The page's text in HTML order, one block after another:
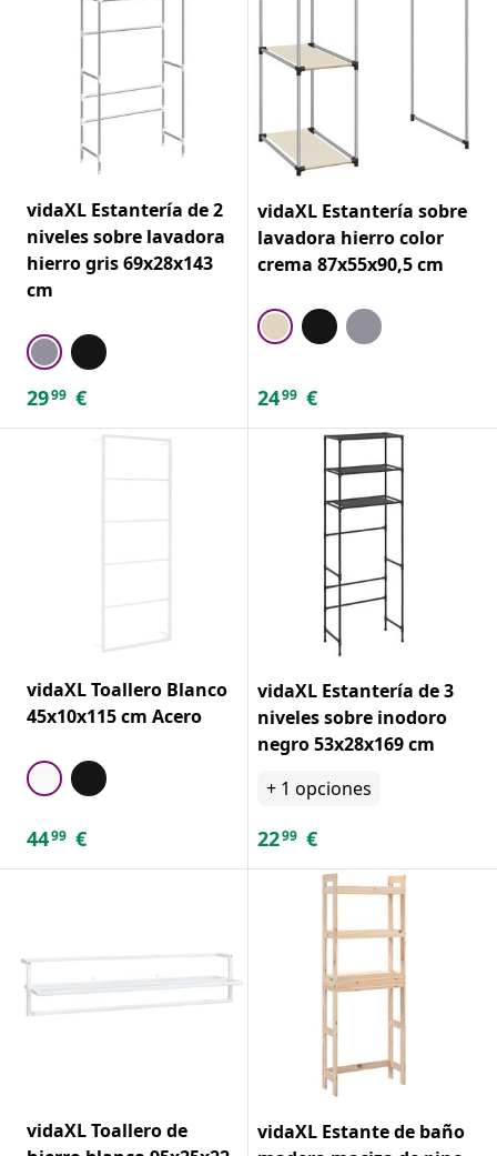
vidaXL Estantería de 2
niveles sobre lavadora
hierro gris 69x28x143
cm
2999 €
vidaXL Estantería sobre
lavadora hierro color
crema 87x55x90,5 cm
2499 €
vidaXL Toallero Blanco
45x10x115 cm Acero
4499 €
vidaXL Estantería de 3
niveles sobre inodoro
negro 53x28x169 cm
+ 1 opciones
2299 €
vidaXL Toallero de
vidaXL Estante de baño